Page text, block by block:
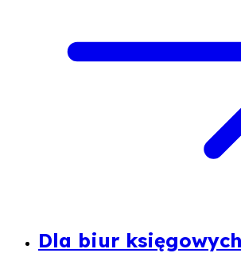
Dla biur księgowych